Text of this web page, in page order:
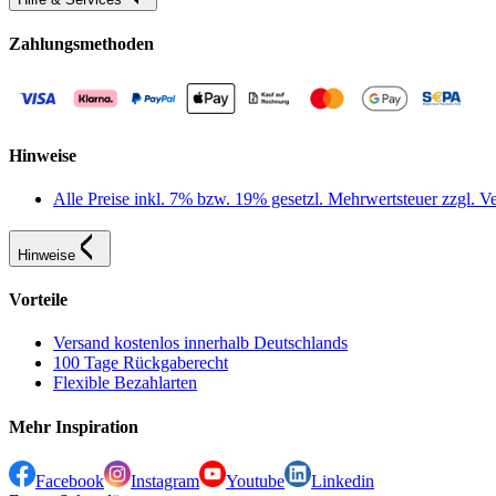
Zahlungsmethoden
Hinweise
Alle Preise inkl. 7% bzw. 19% gesetzl. Mehrwertsteuer zzgl.
Hinweise
Vorteile
Versand kostenlos innerhalb Deutschlands
100 Tage Rückgaberecht
Flexible Bezahlarten
Mehr Inspiration
Facebook Instagram Youtube
Linkedin